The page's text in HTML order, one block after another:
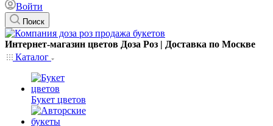
Войти
Поиск
Интернет-магазин цветов Доза Роз | Доставка по Москве
Каталог
Букет цветов